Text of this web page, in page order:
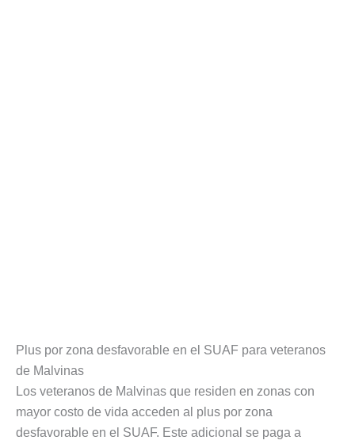
Plus por zona desfavorable en el SUAF para veteranos
de Malvinas
Los veteranos de Malvinas que residen en zonas con
mayor costo de vida acceden al plus por zona
desfavorable en el SUAF. Este adicional se paga a